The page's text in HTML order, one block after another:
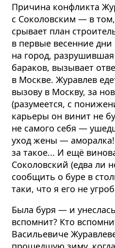
Причина конфликта
с Соколовским — в
срывает план
в первые весенние дни
на город,
бараков, вызывает
в Москве. Журавлев
вызову в Москву, за
(разумеется, с
карьеры он винит не
не самого себя —
уход жены —
за такое... И ещё
Соколовский (едва ли
сообщить о буре в
таки, что я его не
Была буря — и
вспомнит? Кто
Васильевиче